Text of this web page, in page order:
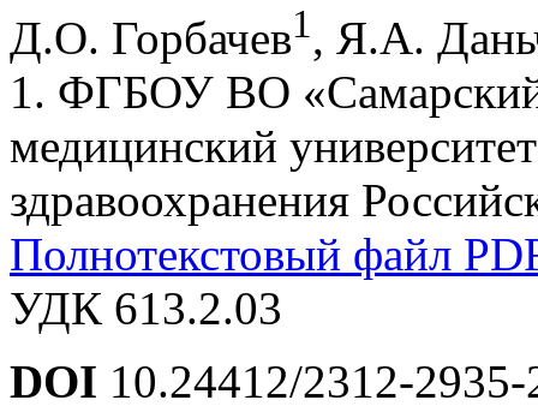
Д.О. Горбачев1, Я.А.
1. ФГБОУ ВО «Самарский
медицинский
здравоохранения
Полнотекстовый файл
УДК 613.2.03
DOI 10.24412/2312-